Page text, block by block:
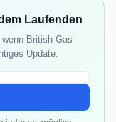
Laufenden
British Gas
Update.